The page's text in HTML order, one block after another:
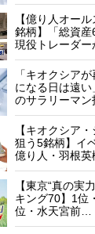
【億り人オー
銘柄】「総資
現役トレーダー
「キオクシア
になる日は遠
のサラリーマン
【キオクシア
狙う5銘柄】イ
億り人・羽根英
【東京“真の実
キング70】1位
位・水天宮前